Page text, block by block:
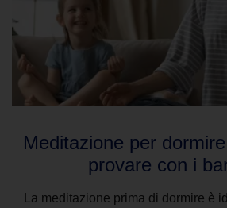
Meditazione per
provare con i
La meditazione prima di dormire è